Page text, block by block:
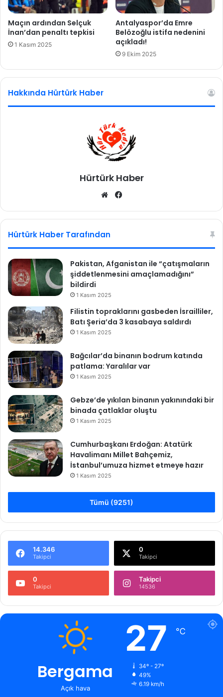
a
r
!
z
a
c
k
ş
e
y
.
.
'
Maçın ardından Selçuk
İnan’dan penaltı tepkisi
1 Kasım 2025
Antalyaspor’da Emre
Belözoğlu istifa nedenini
açıkladı!
9 Ekim 2025
Hakkında Hürtürk Haber
Hürtürk Haber
We
sit bo
Hürtürk Haber Tarafından
Pakistan, Afganistan ile “çatışmaların
şiddetlenmesini amaçlamadığını”
bildirdi
1 Kasım 2025
Filistin topraklarını gasbeden İsrailliler,
Batı Şeria’da 3 kasabaya saldırdı
1 Kasım 2025
Bağcılar’da binanın bodrum katında
patlama: Yaralılar var
1 Kasım 2025
Gebze’de yıkılan binanın yakınındaki bir
binada çatlaklar oluştu
1 Kasım 2025
Cumhurbaşkanı Erdoğan: Atatürk
Havalimanı Millet Bahçemiz,
İstanbul’umuza hizmet etmeye hazır
1 Kasım 2025
Tümü (9251)
14.346
Takipci
0
Takipci
0
Takipci
Takipci
14536
Bergama
Açık hava
27 ℃
34º - 27º
49%
6.19 km/h